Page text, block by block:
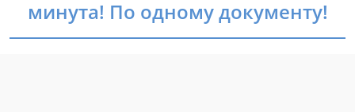
минута! По одному документу!